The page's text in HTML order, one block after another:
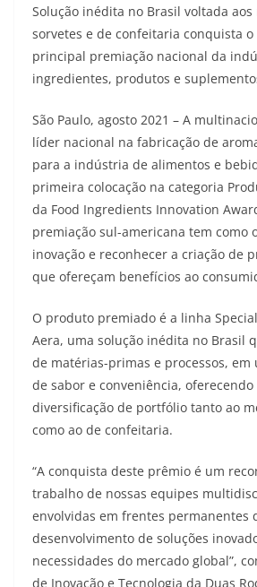
Solução inédita no Brasil voltada aos
sorvetes e de confeitaria conquista o
principal premiação nacional da
ingredientes, produtos e
São Paulo, agosto 2021 – A
líder nacional na fabricação de
para a indústria de alimentos e
primeira colocação na categoria
da Food Ingredients Innovation
premiação sul-americana tem como
inovação e reconhecer a criação de
que ofereçam benefícios ao
O produto premiado é a linha
Aera, uma solução inédita no Brasil
de matérias-primas e processos, em
de sabor e conveniência,
diversificação de portfólio tanto ao
como ao de confeitaria.
“A conquista deste prêmio é um
trabalho de nossas equipes
envolvidas em frentes permanentes
desenvolvimento de soluções
necessidades do mercado global”,
de Inovação e Tecnologia da Duas